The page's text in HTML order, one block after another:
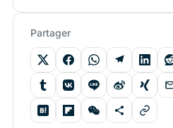
Partager